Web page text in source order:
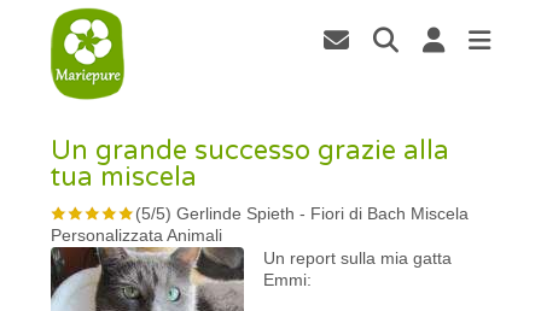
Un grande successo grazie alla
tua miscela
(5/5)Gerlinde Spieth - Fiori di Bach Miscela
Personalizzata Animali
Un report sulla mia gatta
Emmi: